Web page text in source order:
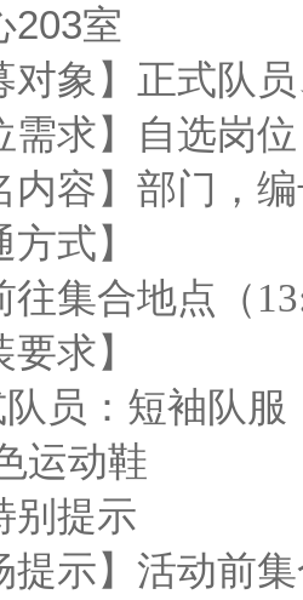
203室
对象】正式队
需求】自选岗
内容】部门，
方式】
往集合地点（
要求】
队员：短袖队
运动鞋
别提示
提示】活动前